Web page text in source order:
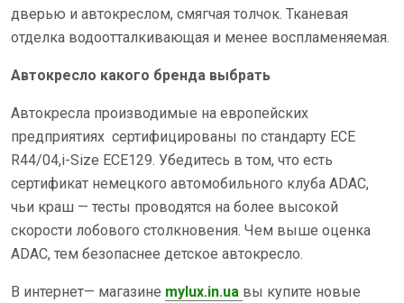
дверью и автокреслом, смягчая толчок. Тканевая
отделка водоотталкивающая и менее воспламеняемая.
Автокресло какого бренда выбрать
Автокресла производимые на европейских
предприятиях сертифицированы по стандарту ECE
R44/04,i-Size ECE129. Убедитесь в том, что есть
сертификат немецкого автомобильного клуба ADAC,
чьи краш — тесты проводятся на более высокой
скорости лобового столкновения. Чем выше оценка
ADAC, тем безопаснее детское автокресло.
В интернет— магазине mylux.in.ua вы купите новые